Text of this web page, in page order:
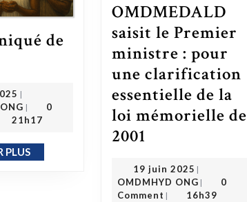
de
de presse
21 mai 2025
|
|
0
21h17
PLUSEN SAVOIR PLUS
OMDMEDALD
saisit le Premier
ministre : pour
une clarification
essentielle de la
loi mémorielle de
2001
19 juin 2025 19 juin 2025
|
OMDMHYD ONG
OMDMHYD ONG
|
0
Comment | 16h39